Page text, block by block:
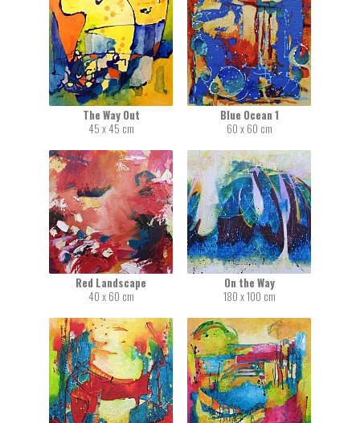
The Way Out
45 x 45 cm
Blue Ocean 1
60 x 60 cm
Red Landscape
40 x 60 cm
On the Way
180 x 100 cm